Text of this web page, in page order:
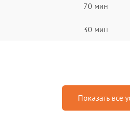
70 мин
30 мин
Показать все